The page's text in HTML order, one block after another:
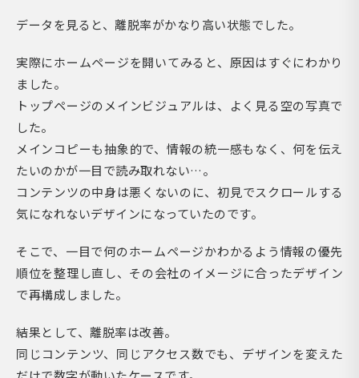
データを見ると、離脱率がかなり高い状態でした。
実際にホームページを開いてみると、原因はすぐにわかり
ました。
トップページのメインビジュアルは、よく見る空の写真で
した。
メインコピーも抽象的で、情報の統一感もなく、何を伝え
たいのかが一目で読み取れない…。
コンテンツの中身は悪くないのに、初見でスクロールする
気になれないデザインになっていたのです。
そこで、一目で何のホームページかわかるよう情報の優先
順位を整理し直し、その会社のイメージに合ったデザイン
で再構成しました。
結果として、離脱率は改善。
同じコンテンツ、同じアクセス数でも、デザインを変えた